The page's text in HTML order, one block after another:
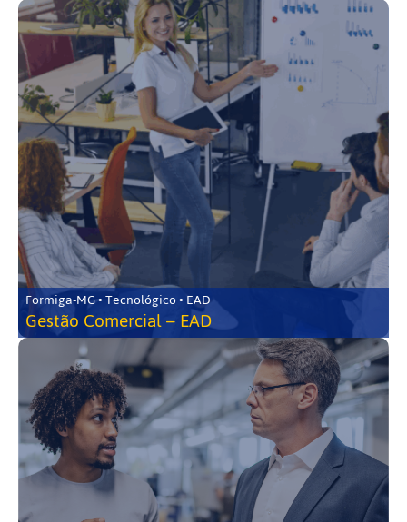
Formiga-MG • Tecnológico • EAD
Gestão Comercial – EAD